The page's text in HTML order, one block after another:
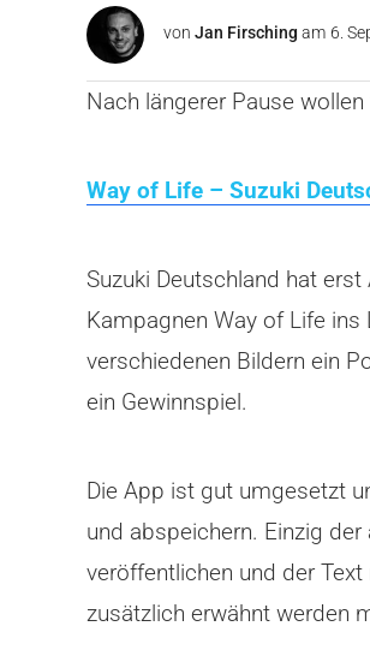
von Jan Firsching am 6.
Nach längerer Pause
Way of Life – Suzuki
Suzuki Deutschland hat
Kampagnen Way of Life
verschiedenen Bildern ein
ein Gewinnspiel.
Die App ist gut umgesetzt
und abspeichern. Einzig
veröffentlichen und der
zusätzlich erwähnt werden